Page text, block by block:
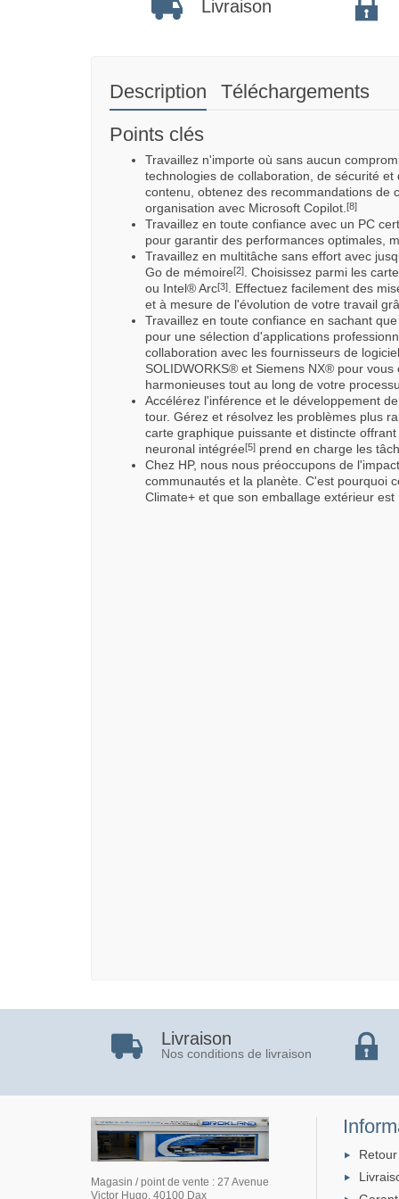
Livraison
Description
Téléchargements
Points clés
Travaillez n'importe où sans aucun
technologies de collaboration, de sécurité
contenu, obtenez des recommandations de
organisation avec Microsoft Copilot. [8]
Travaillez en toute confiance avec un PC
pour garantir des performances optimales,
Travaillez en multitâche sans effort avec
Go de mémoire[2]
. Choisissez parmi les
ou Intel® Arc[3]
. Effectuez facilement des
et à mesure de l'évolution de votre travail
Travaillez en toute confiance en sachant
pour une sélection d'applications
collaboration avec les fournisseurs de
SOLIDWORKS® et Siemens NX® pour
harmonieuses tout au long de votre
Accélérez l'inférence et le développement
tour. Gérez et résolvez les problèmes plus
carte graphique puissante et distincte
neuronal intégrée[5] prend en charge les
Chez HP, nous nous préoccupons de
communautés et la planète. C'est pourquoi
Climate+ et que son emballage extérieur est
Livraison
Nos conditions de livraison
Magasin / point de vente : 27 Avenue
Victor Hugo, 40100 Dax